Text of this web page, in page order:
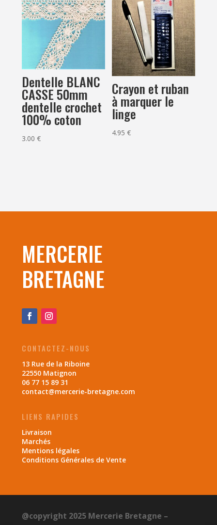
Dentelle BLANC
CASSE 50mm
dentelle crochet
100% coton
3.00 €
Crayon et ruban
à marquer le
linge
4.95€
MERCERIE
BRETAGNE
CONTACTEZ-NOUS
13 Rue de la Riboine
22550 Matignon
06 77 15 89 31
contact@mercerie-bretagne.com
LIENS RAPIDES
Livraison
Marchés
Mentions légales
Conditions Générales de Vente
@copyright 2025 Mercerie Bretagne –